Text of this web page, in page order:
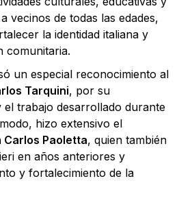
vecinos de todas las edades,
la identidad italiana y
comunitaria.
un especial reconocimiento al
Tarquini, por su
el trabajo desarrollado durante
hizo extensivo el
Carlos Paoletta, quien también
en años anteriores y
y fortalecimiento de la